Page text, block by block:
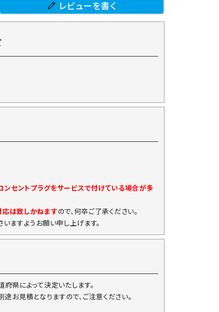
レビューを書く
セントプラグをサービスで付けている場合が多
は致しかねますので、何卒ご了承ください。
ますようお願い申し上げます。
県によって決定いたします。
お見積となりますので、ご注意ください。